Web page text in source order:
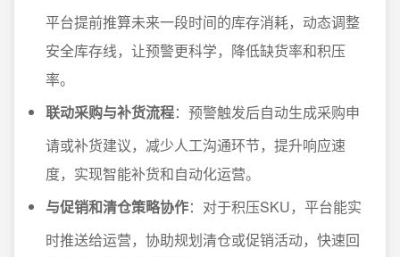
平台提前推算未来一段时间的库存消耗，动态调整
安全库存线，让预警更科学，降低缺货率和积压
率。
联动采购与补货流程：预警触发后自动生成采购申
请或补货建议，减少人工沟通环节，提升响应速
度，实现智能补货和自动化运营。
与促销和清仓策略协作：对于积压SKU，平台能实
时推送给运营，协助规划清仓或促销活动，快速回